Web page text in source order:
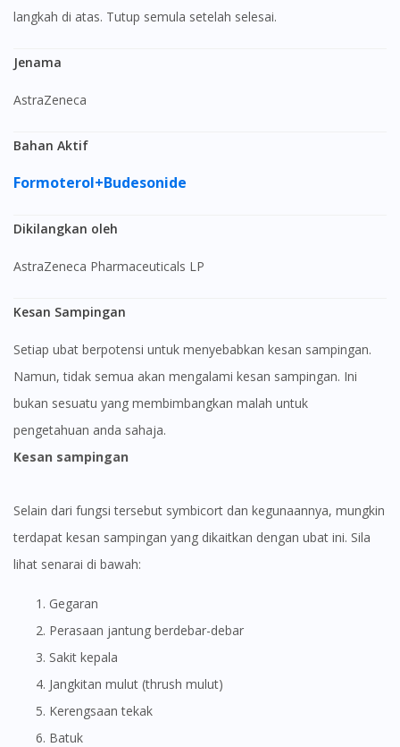
langkah di atas. Tutup semula setelah selesai.
Jenama
AstraZeneca
Bahan Aktif
Formoterol+Budesonide
Dikilangkan oleh
AstraZeneca Pharmaceuticals LP
Kesan Sampingan
Setiap ubat berpotensi untuk menyebabkan kesan sampingan.
Namun, tidak semua akan mengalami kesan sampingan. Ini
bukan sesuatu yang membimbangkan malah untuk
pengetahuan anda sahaja.
Kesan sampingan
Selain dari fungsi tersebut symbicort dan kegunaannya, mungkin
terdapat kesan sampingan yang dikaitkan dengan ubat ini. Sila
lihat senarai di bawah:
Gegaran
Perasaan jantung berdebar-debar
Sakit kepala
Jangkitan mulut (thrush mulut)
Kerengsaan tekak
Batuk